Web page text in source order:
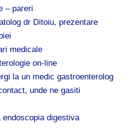
– pareri
dr Ditoiu, prezentare
medicale
on-line
la un medic gastroenterolog
unde ne gasiti
digestiva